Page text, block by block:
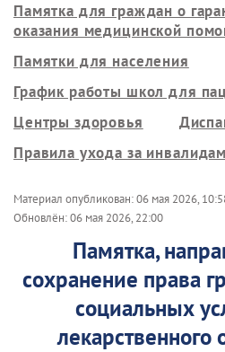
Памятка для граждан о
оказания медицинской
Памятки для населения
График работы школ для
Центры здоровья
Правила ухода за
Материал опубликован:06 мая 2026,
Обновлён:06 мая 2026, 22:00
Памятка,
сохранение права
социальных
лекарственного